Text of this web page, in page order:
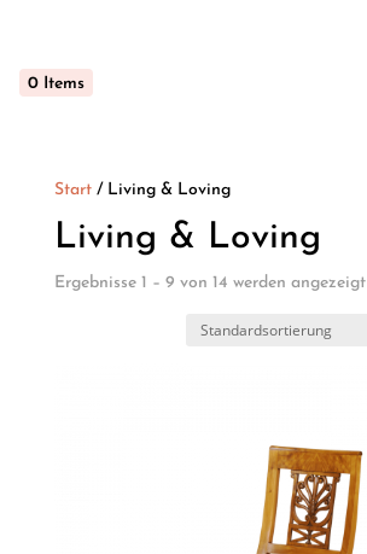
0 Items
Start/ Living & Loving
Living & Loving
Ergebnisse 1 – 9 von 14 werden angezeigt